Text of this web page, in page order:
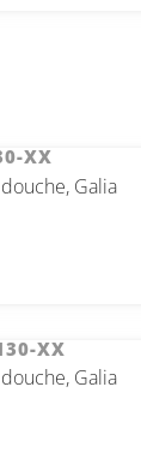
XX
Galia
XX
Galia